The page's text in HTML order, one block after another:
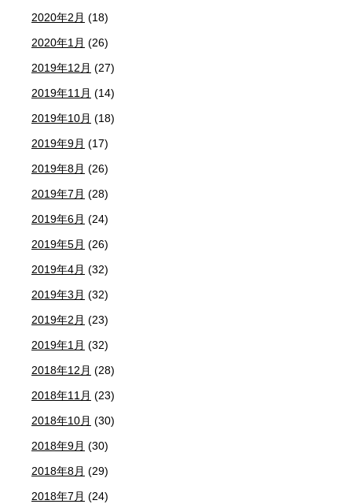
2020年2月 (18)
2020年1月 (26)
2019年12月 (27)
2019年11月 (14)
2019年10月 (18)
2019年9月 (17)
2019年8月 (26)
2019年7月 (28)
2019年6月 (24)
2019年5月 (26)
2019年4月 (32)
2019年3月 (32)
2019年2月 (23)
2019年1月 (32)
2018年12月 (28)
2018年11月 (23)
2018年10月 (30)
2018年9月 (30)
2018年8月 (29)
2018年7月 (24)